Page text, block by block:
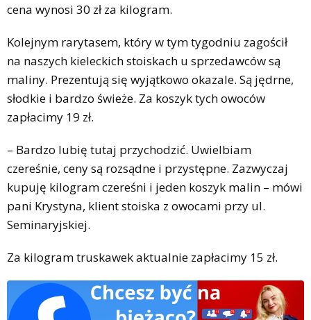
cena wynosi 30 zł za kilogram.
Kolejnym rarytasem, który w tym tygodniu zagościł
na naszych kieleckich stoiskach u sprzedawców są
maliny. Prezentują się wyjątkowo okazale. Są jędrne,
słodkie i bardzo świeże. Za koszyk tych owoców
zapłacimy 19 zł.
– Bardzo lubię tutaj przychodzić. Uwielbiam
czereśnie, ceny są rozsądne i przystępne. Zazwyczaj
kupuję kilogram czereśni i jeden koszyk malin – mówi
pani Krystyna, klient stoiska z owocami przy ul.
Seminaryjskiej.
Za kilogram truskawek aktualnie zapłacimy 15 zł.